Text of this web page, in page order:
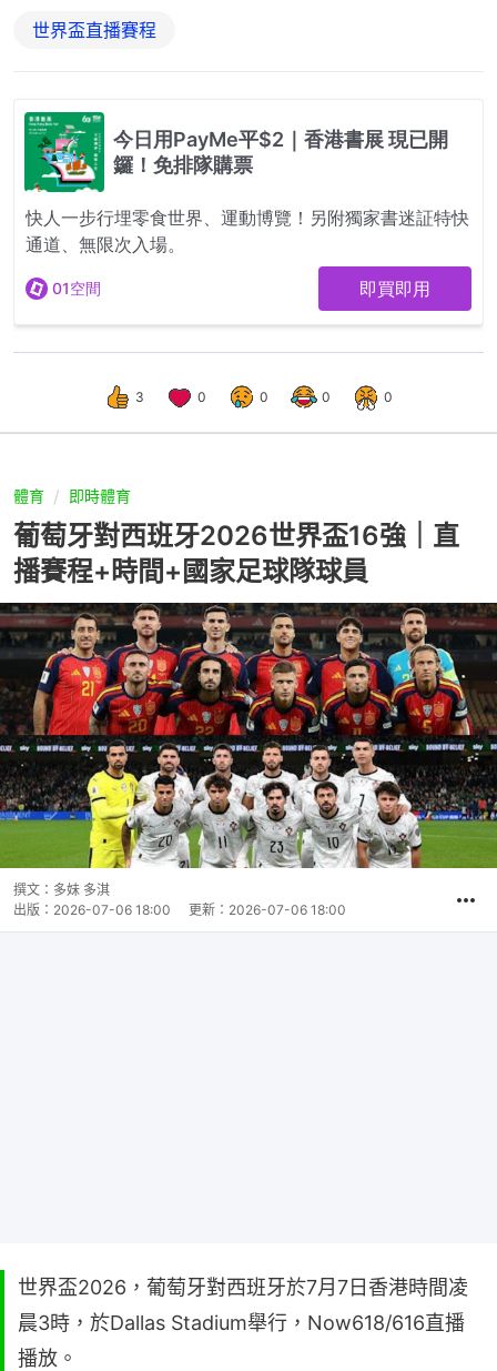
世界盃直播賽程
3 0 0 0 0
體育 即時體育
葡萄牙對西班牙2026世界盃16強｜直
播賽程+時間+國家足球隊球員
撰文： 多妹 多淇
出版： 2026-07-06 18:00 更新： 2026-07-06 18:00
世界盃2026，葡萄牙對西班牙於7月7日香港時間凌
晨3時，於Dallas Stadium舉行，Now618/616直播
播放。